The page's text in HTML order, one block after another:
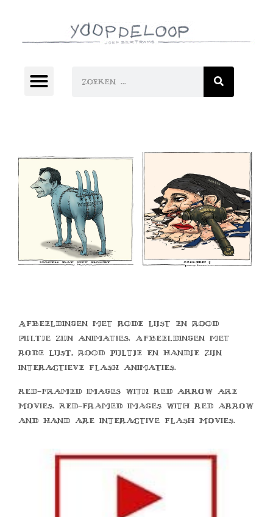
Afbeeldingen met rode lijst en rood
pijltje zijn animaties. Afbeeldingen met
rode lijst, rood pijltje en handje zijn
interactieve flash animaties.
Red-framed images with red arrow are
movies. Red-framed images with red arrow
and hand are interactive flash movies.